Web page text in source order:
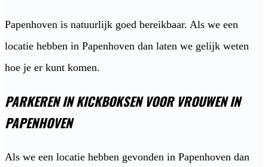
Papenhoven is natuurlijk goed bereikbaar. Als we een
locatie hebben in Papenhoven dan laten we gelijk weten
hoe je er kunt komen.
PARKEREN IN KICKBOKSEN VOOR VROUWEN IN
PAPENHOVEN
Als we een locatie hebben gevonden in Papenhoven dan